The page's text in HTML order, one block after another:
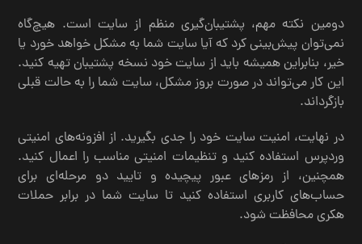
دومین نکته مهم، پشتیبان‌گیری منظم از سایت است. هیچ‌گاه
نمی‌توان پیش‌بینی کرد که آیا سایت شما به مشکل خواهد خورد یا
خیر، بنابراین همیشه باید از سایت خود نسخه پشتیبان تهیه کنید.
این کار می‌تواند در صورت بروز مشکل، سایت شما را به حالت قبلی
بازگرداند.
در نهایت، امنیت سایت خود را جدی بگیرید. از افزونه‌های امنیتی
وردپرس استفاده کنید و تنظیمات امنیتی مناسب را اعمال کنید.
همچنین، از رمزهای عبور پیچیده و تایید دو مرحله‌ای برای
حساب‌های کاربری استفاده کنید تا سایت شما در برابر حملات
هکری محافظت شود.